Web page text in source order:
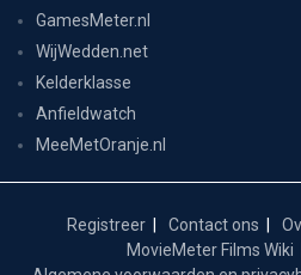
GamesMeter.nl
WijWedden.net
Kelderklasse
Anfieldwatch
MeeMetOranje.nl
Registreer Contact ons
MovieMeter Films Wiki